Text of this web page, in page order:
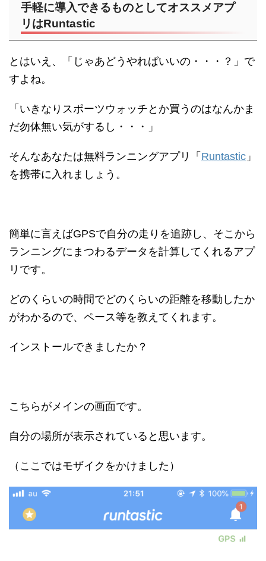
手軽に導入できるものとしてオススメアプ
リはRuntastic
とはいえ、「じゃあどうやればいいの・・・？」で
すよね。
「いきなりスポーツウォッチとか買うのはなんかま
だ勿体無い気がするし・・・」
そんなあなたは無料ランニングアプリ 「 Runtastic 」
を携帯に入れましょう。
簡単に言えばGPSで自分の走りを追跡し、そこから
ランニングにまつわるデータを計算してくれるアプ
リです。
どのくらいの時間でどのくらいの距離を移動したか
がわかるので、ペース等を教えてくれます。
インストールできましたか？
こちらがメインの画面です。
自分の場所が表示されていると思います。
（ここではモザイクをかけました）